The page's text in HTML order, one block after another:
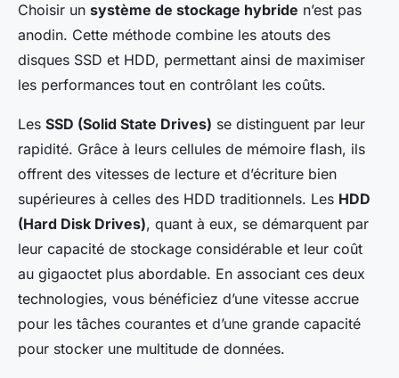
Choisir un système de stockage hybride n’est pas
anodin. Cette méthode combine les atouts des
disques SSD et HDD, permettant ainsi de maximiser
les performances tout en contrôlant les coûts.
Les SSD (Solid State Drives) se distinguent par leur
rapidité. Grâce à leurs cellules de mémoire flash, ils
offrent des vitesses de lecture et d’écriture bien
supérieures à celles des HDD traditionnels. Les HDD
(Hard Disk Drives), quant à eux, se démarquent par
leur capacité de stockage considérable et leur coût
au gigaoctet plus abordable. En associant ces deux
technologies, vous bénéficiez d’une vitesse accrue
pour les tâches courantes et d’une grande capacité
pour stocker une multitude de données.